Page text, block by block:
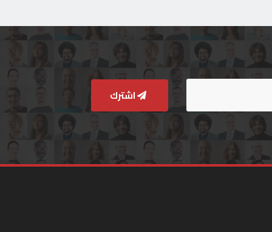
اشترك